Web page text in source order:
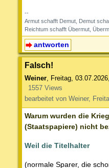
--
Armut schafft Demut, Demut
Reichtum schafft Übermut,
antworten
Falsch!
Weiner, Freitag,
1557 Views
bearbeitet von Weiner,
Warum wurden die
(Staatspapiere) nicht
Weil die Titelhalter
(normale Sparer, die